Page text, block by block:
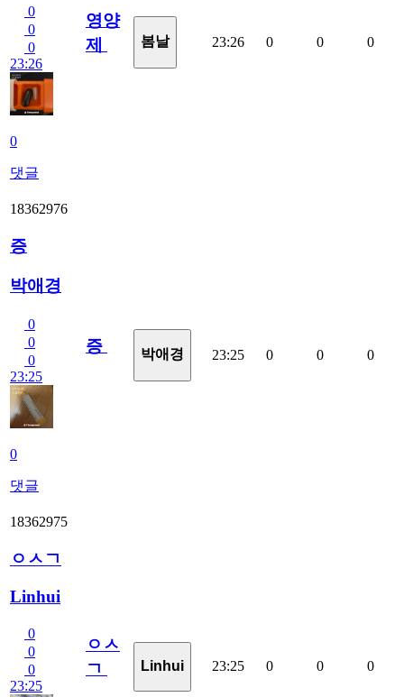
0
0
0
23:26
0
댓글
영양
제
봄날 23:26 0 0 0
18362976
증
박애경
0
0
0
23:25
0
댓글
증 박애경 23:25 0 0 0
18362975
ㅇㅅㄱ
Linhui
0
0
0
23:25
ㅇㅅ
ㄱ
Linhui 23:25 0 0 0